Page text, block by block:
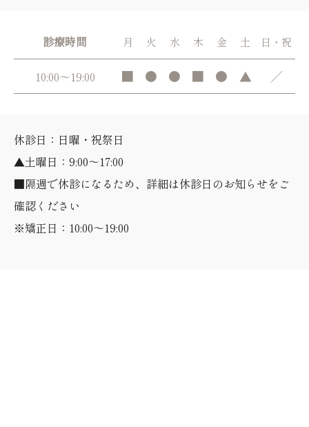
診療時間 月 火 水 木 金 土 日・祝
10:00～19:00 ■ ● ● ■ ● ▲ ／
休診日：日曜・祝祭日
▲土曜日：9:00～17:00
■隔週で休診になるため、詳細は休診日のお知らせをご
確認ください
※矯正日：10:00～19:00